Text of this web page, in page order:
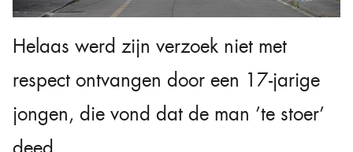
Helaas werd zijn verzoek niet met
respect ontvangen door een 17-jarige
jongen, die vond dat de man ’te stoer’